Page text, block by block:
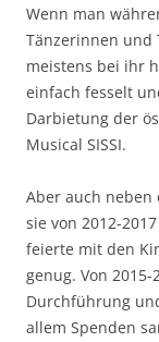
Wenn man
Tänzerinnen und
meistens bei ihr
einfach fesselt
Darbietung der
Musical SISSI.
Aber auch neben
sie von 2012-
feierte mit den
genug. Von
Durchführung
allem Spenden